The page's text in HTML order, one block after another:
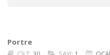
Portre